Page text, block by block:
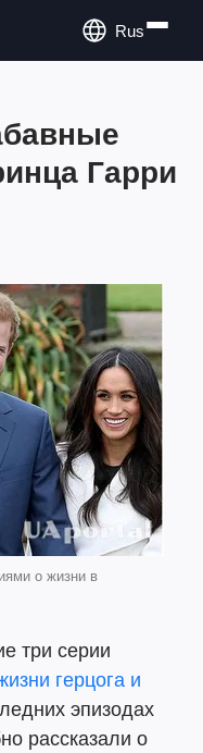
Rus
Гарри
о жизни в
три серии
герцога и
эпизодах
рассказали о